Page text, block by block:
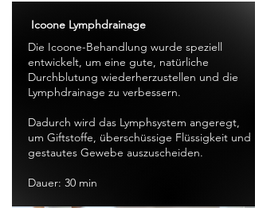
Icoone Lymphdrainage
Die Icoone-Behandlung wurde speziell
entwickelt, um eine gute, natürliche
Durchblutung wiederherzustellen und die
Lymphdrainage zu verbessern.
Dadurch wird das Lymphsystem angeregt,
um Giftstoffe, überschüssige Flüssigkeit und
gestautes Gewebe auszuscheiden.
Dauer: 30 min